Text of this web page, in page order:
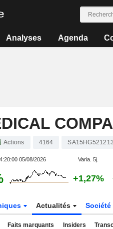
Analyses Agenda
Actions 4164 SA15HG521213
05/08/2026 Varia. 5j.
+1,27%
Actualités Société
Faits marquants Insiders